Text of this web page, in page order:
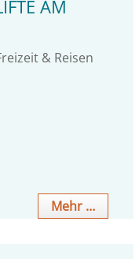
AM
& Reisen
Mehr …